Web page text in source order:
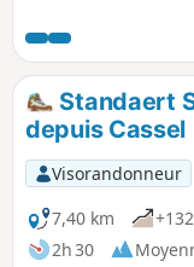
Becque.
Standaert
depuis Cassel
Visorandonneur
7,40 km
2h 30